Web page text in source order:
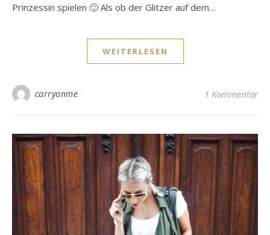
Prinzessin spielen 🙂 Als ob der Glitzer auf dem…
WEITERLESEN
carryonme 1 Kommentar